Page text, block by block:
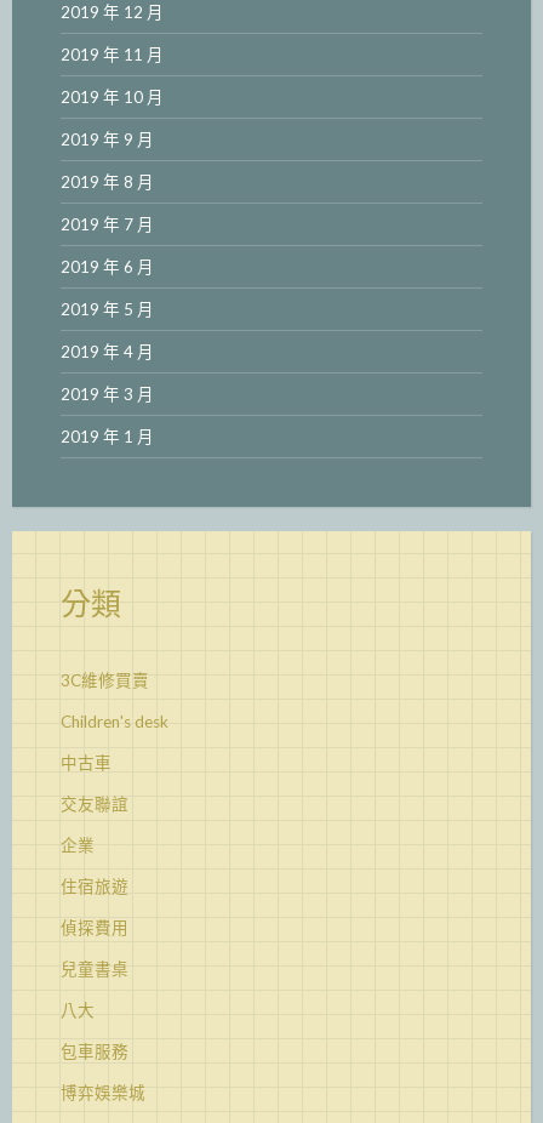
2019 年 12 月
2019 年 11 月
2019 年 10 月
2019 年 9 月
2019 年 8 月
2019 年 7 月
2019 年 6 月
2019 年 5 月
2019 年 4 月
2019 年 3 月
2019 年 1 月
分類
3C維修買賣
Children's desk
中古車
交友聯誼
企業
住宿旅遊
偵探費用
兒童書桌
八大
包車服務
博弈娛樂城